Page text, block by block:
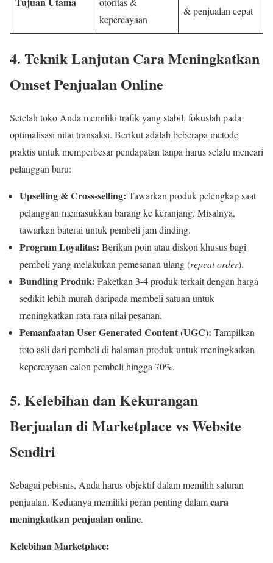
kepercayaan
& penjualan cepat
4. Teknik Lanjutan Cara Meningkatkan
Omset Penjualan Online
Setelah toko Anda memiliki trafik yang stabil, fokuslah pada
optimalisasi nilai transaksi. Berikut adalah beberapa metode
praktis untuk memperbesar pendapatan tanpa harus selalu mencari
pelanggan baru:
Upselling & Cross-selling: Tawarkan produk pelengkap saat
pelanggan memasukkan barang ke keranjang. Misalnya,
tawarkan baterai untuk pembeli jam dinding.
Program Loyalitas: Berikan poin atau diskon khusus bagi
pembeli yang melakukan pemesanan ulang (repeat order).
Bundling Produk: Paketkan 3-4 produk terkait dengan harga
sedikit lebih murah daripada membeli satuan untuk
meningkatkan rata-rata nilai pesanan.
Pemanfaatan User Generated Content (UGC): Tampilkan
foto asli dari pembeli di halaman produk untuk meningkatkan
kepercayaan calon pembeli hingga 70%.
5. Kelebihan dan Kekurangan
Berjualan di Marketplace vs Website
Sendiri
Sebagai pebisnis, Anda harus objektif dalam memilih saluran
penjualan. Keduanya memiliki peran penting dalamcara
meningkatkan penjualan online.
Kelebihan Marketplace: